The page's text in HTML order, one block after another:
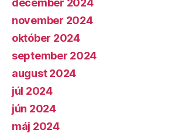
december 2024
november 2024
október 2024
september 2024
august 2024
júl 2024
jún 2024
máj 2024